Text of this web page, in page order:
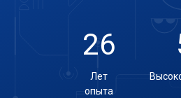
26
Лет
опыта